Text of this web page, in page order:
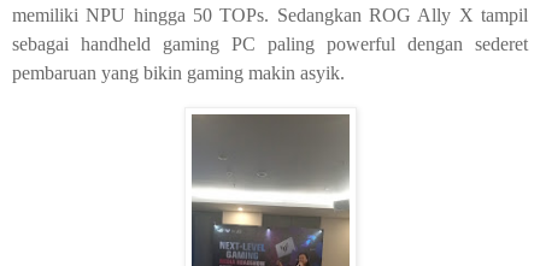
memiliki NPU hingga 50 TOPs. SedangkanROG Ally X tampil
sebagai handheld gaming PC paling powerful dengan sederet
pembaruan yang bikin gaming makin asyik.